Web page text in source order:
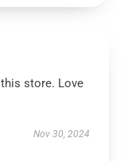
store. Love
Nov 30, 2024